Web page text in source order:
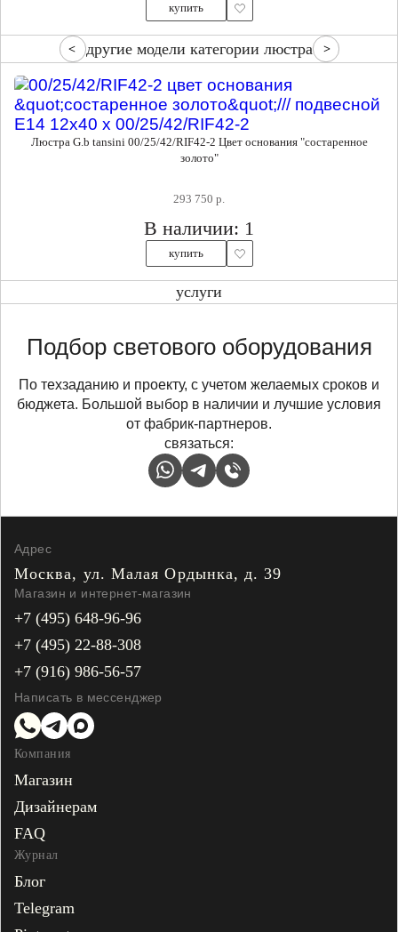
купить
другие модели категории люстра
Люстра G.b tansini 00/25/42/RIF42-2 Цвет основания "состаренное
золото"
293 750 р.
В наличии: 1
купить
услуги
Подбор светового оборудования
По техзаданию и проекту, с учетом желаемых сроков и
бюджета. Большой выбор в наличии и лучшие условия
от фабрик-партнеров.
связаться:
Адрес
Москва, ул. МалаяОрдынка, д. 39
Магазин и интернет-магазин
+7 (495) 648-96-96
+7 (495) 22-88-308
+7 (916) 986-56-57
Написать в мессенджер
Компания
Магазин
Дизайнерам
FAQ
Журнал
Блог
Telegram